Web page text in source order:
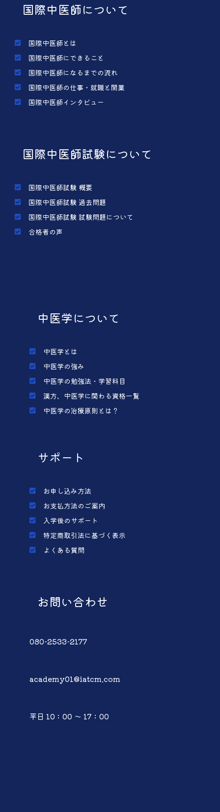
国際中医師について
国際中医師とは
国際中医師にできること
国際中医師になるまでの流れ
国際中医師の仕事・就職と開業
国際中医師インタビュー
国際中医師試験について
国際中医師試験 概要
国際中医師試験 過去問題
国際中医師試験 試験問題について
合格者の声
中医学について
中医学とは
中医学の強み
中医学の勉強法・学習科目
漢方、中医学に関わる資格一覧
中医学の治療原則とは？
サポート
お申し込み方法
お支払方法のご案内
入学後のサポート
特定商取引法に基づく表示
よくある質問
お問い合わせ
080-2533-2177
academy01@iatcm.com
平日 10：00 ～ 17：00